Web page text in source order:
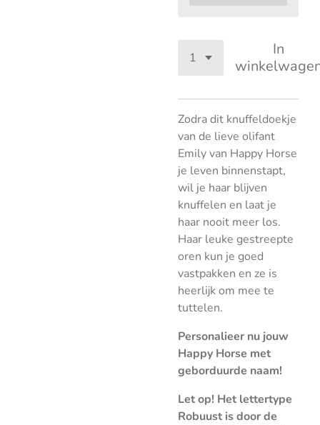
In
Zodra dit knuffeldoekje
van de lieve olifant
Emily van Happy Horse
je leven binnenstapt,
wil je haar blijven
knuffelen en laat je
haar nooit meer los.
Haar leuke gestreepte
oren kun je goed
vastpakken en ze is
heerlijk om mee te
tuttelen.
Personalieer nu jouw
Happy Horse met
geborduurde naam!
Let op! Het lettertype
Robuust is door de